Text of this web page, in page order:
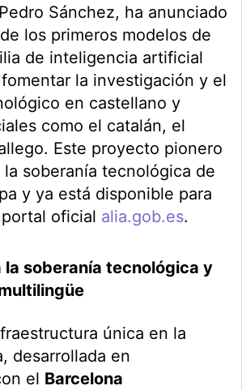
Sánchez, ha anunciado
los primeros modelos de
de inteligencia artificial
la investigación y el
en castellano y
como el catalán, el
Este proyecto pionero
soberanía tecnológica de
y ya está disponible para
oficial alia.gob.es.
la soberanía tecnológica y
única en la
desarrollada en
el Barcelona